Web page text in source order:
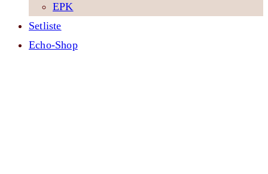
EPK
Setliste
Echo-Shop